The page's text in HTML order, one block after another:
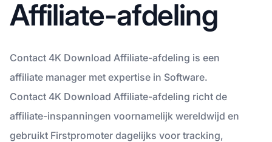
Affiliate-afdeling
Contact 4K Download Affiliate-afdeling is een
affiliate manager met expertise in Software.
Contact 4K Download Affiliate-afdeling richt de
affiliate-inspanningen voornamelijk wereldwijd en
gebruikt Firstpromoter dagelijks voor tracking,